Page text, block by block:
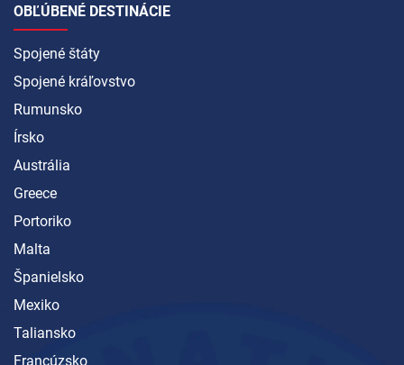
OBĽÚBENÉ DESTINÁCIE
Spojené štáty
Spojené kráľovstvo
Rumunsko
Írsko
Austrália
Greece
Portoriko
Malta
Španielsko
Mexiko
Taliansko
Francúzsko